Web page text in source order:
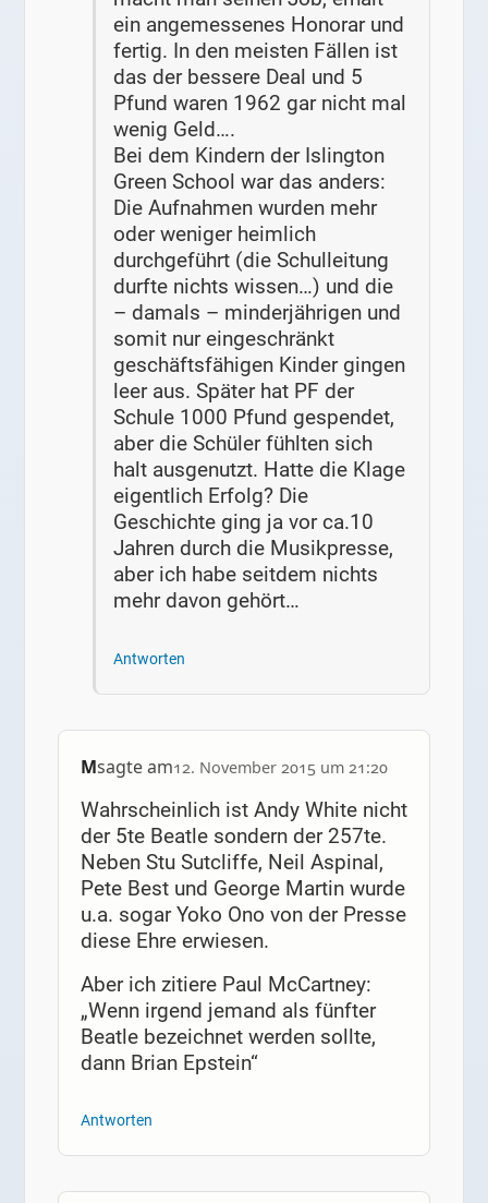
ein angemessenes Honorar und
fertig. In den meisten Fällen ist
das der bessere Deal und 5
Pfund waren 1962 gar nicht mal
wenig Geld….
Bei dem Kindern der Islington
Green School war das anders:
Die Aufnahmen wurden mehr
oder weniger heimlich
durchgeführt (die Schulleitung
durfte nichts wissen…) und die
– damals – minderjährigen und
somit nur eingeschränkt
geschäftsfähigen Kinder gingen
leer aus. Später hat PF der
Schule 1000 Pfund gespendet,
aber die Schüler fühlten sich
halt ausgenutzt. Hatte die Klage
eigentlich Erfolg? Die
Geschichte ging ja vor ca.10
Jahren durch die Musikpresse,
aber ich habe seitdem nichts
mehr davon gehört…
Antworten
Msagte am12. November 2015 um 21:20
Wahrscheinlich ist Andy White nicht
der 5te Beatle sondern der 257te.
Neben Stu Sutcliffe, Neil Aspinal,
Pete Best und George Martin wurde
u.a. sogar Yoko Ono von der Presse
diese Ehre erwiesen.
Aber ich zitiere Paul McCartney:
„Wenn irgend jemand als fünfter
Beatle bezeichnet werden sollte,
dann Brian Epstein“
Antworten